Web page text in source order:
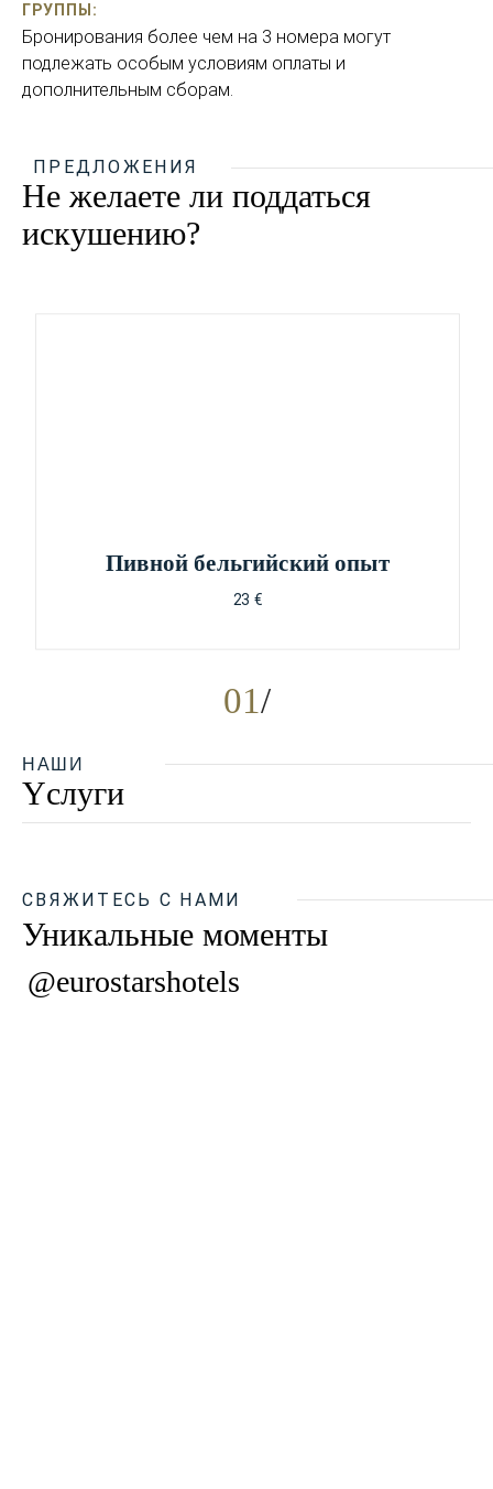
ГРУППЫ:
Бронирования более чем на 3 номера могут
подлежать особым условиям оплаты и
дополнительным сборам.
ПРЕДЛОЖЕНИЯ
Не желаете ли поддаться
искушению?
01
Пивной бельгийский опыт
23 €
НАШИ
Yслуги
СВЯЖИТЕСЬ С НАМИ
Уникальные моменты
@eurostarshotels